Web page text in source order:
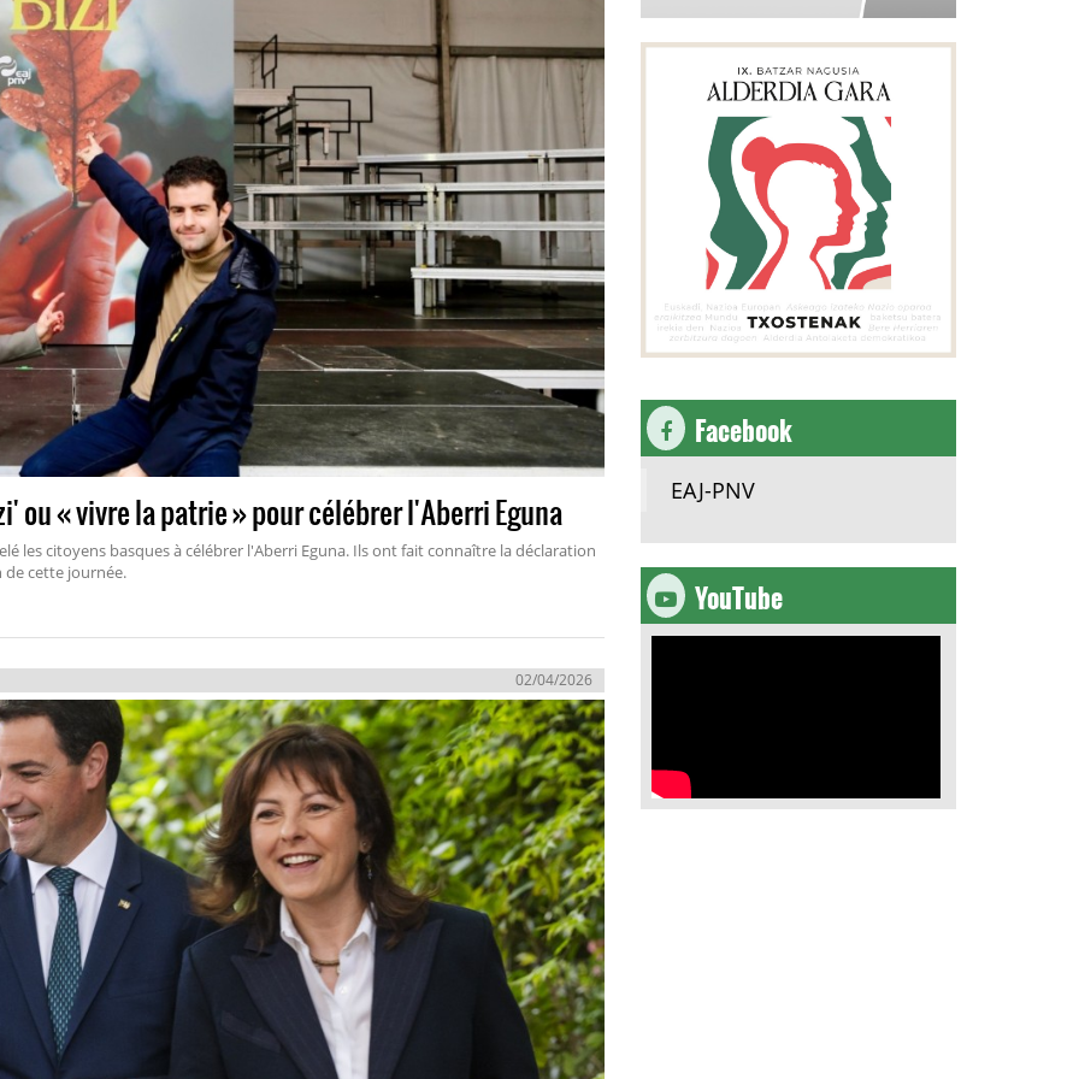
ou « vivre la patrie » pour célébrer l'Aberri Eguna
les citoyens basques à célébrer l'Aberri Eguna. Ils ont fait connaître la déclaration
de cette journée.
02/04/2026
Facebook
EAJ-PNV
YouTube